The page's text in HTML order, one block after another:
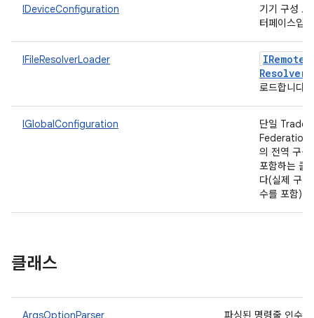
IDeviceConfiguration
기기 구성 보
터페이스입
IFileResolverLoader IRemote
Resolver
로드합니다.
IGlobalConfiguration
단일 Trade
Federation
의 전역 구성
포함하는 클
다(실제 구성
수를 포함).
클래스
ArgsOptionParser 파싱된 명령줄 인수에